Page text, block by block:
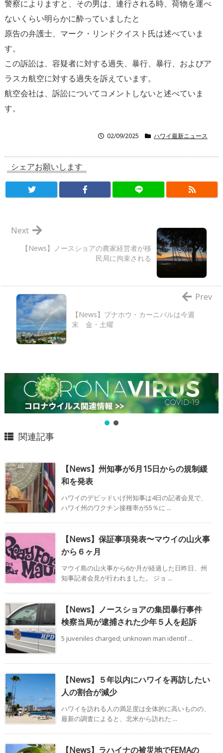
警察によりますと、その男は、連行される時、荷物を運べ
ないくらい明らかに酔っていましたと
原告の弁護士、 マーク・リンドクイスト氏は述べていま
す。
この訴訟は、容疑者に対する過失、暴行、暴行、 およびア
ラスカ航空に対する過失を訴えています。
航空会社は、訴訟についてコメントしないと述べていま
す。
02/09/2025 ハワイ最新ニュース
シェアお願いします
【News】ノースショアの農家経営者が移
民局に拘束される
Next
【News】プナホウ・カーニバルは今週
末 金・土曜
Prev
関連記事
【News】州知事が6月15日からの規制緩
和を発表
ハワイのデビッドいげ州知事は4日の記者会見で、
ハワイ州のワクチン接種率が55％に ...
【News】保証事項発表〜マウイの山火事
から６ヶ月
マウイ島の山火事から6か月が経過した日昨日、州
知事記者会見が行われました。 ジョ ...
【News】ノースショアの集団暴行事件
検察当局が逮捕された少年５人を起訴
5 juveniles charged; unknown man identif ...
【News】５年以内にハワイを再訪したい
人の割合が減少
ハワイを訪れる人の満足度は全体的に高いものの、
最新の調査によると、北米から訪れた ...
【News】ラハイナの被災地でFEMAの